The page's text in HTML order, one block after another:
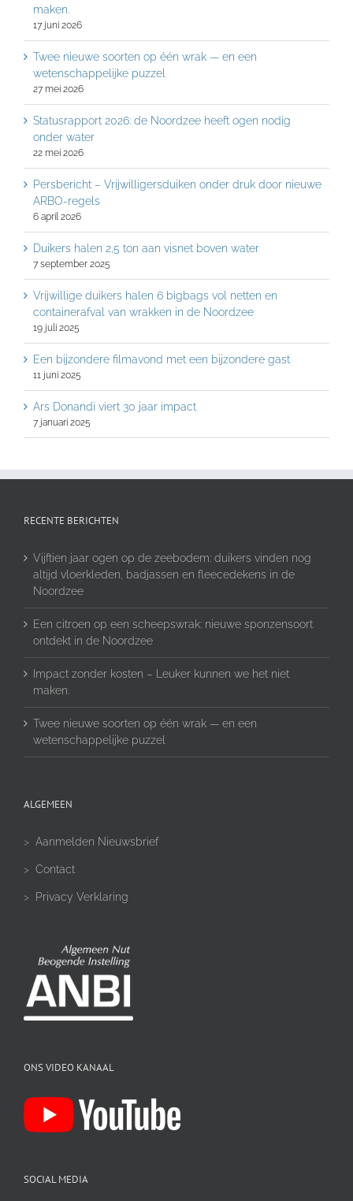
maken.
17 juni 2026
Twee nieuwe soorten op één wrak — en een
wetenschappelijke puzzel
27 mei 2026
Statusrapport 2026: de Noordzee heeft ogen nodig
onder water
22 mei 2026
Persbericht – Vrijwilligersduiken onder druk door nieuwe
ARBO-regels
6 april 2026
Duikers halen 2,5 ton aan visnet boven water
7 september 2025
Vrijwillige duikers halen 6 bigbags vol netten en
containerafval van wrakken in de Noordzee
19 juli 2025
Een bijzondere filmavond met een bijzondere gast
11 juni 2025
Ars Donandi viert 30 jaar impact
7 januari 2025
RECENTE BERICHTEN
Vijftien jaar ogen op de zeebodem: duikers vinden nog
altijd vloerkleden, badjassen en fleecedekens in de
Noordzee
Een citroen op een scheepswrak: nieuwe sponzensoort
ontdekt in de Noordzee
Impact zonder kosten – Leuker kunnen we het niet
maken.
Twee nieuwe soorten op één wrak — en een
wetenschappelijke puzzel
ALGEMEEN
> Aanmelden Nieuwsbrief
> Contact
> Privacy Verklaring
ONS VIDEO KANAAL
SOCIAL MEDIA